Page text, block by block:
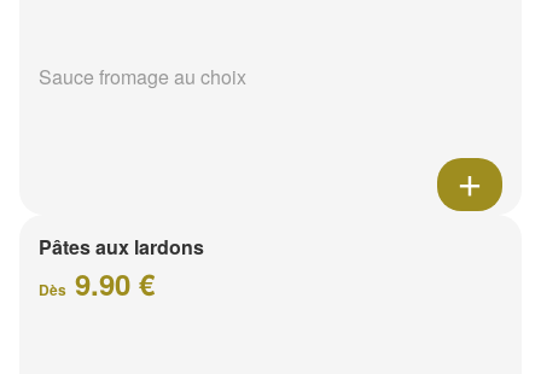
Sauce fromage au choix
Pâtes aux lardons
Dès 9.90 €